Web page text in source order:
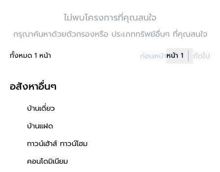
ไม่พบโครงการที่คุณสนใจ
กรุณาค้นหาด้วยตัวกรองหรือ ประเภททรัพย์อื่นๆ ที่คุณสนใจ
ทั้งหมด 1 หน้า ก่อนหน้าหน้า 1 ถัดไป
อสังหาอื่นๆ
บ้านเดี่ยว
บ้านแฝด
ทาวน์เฮ้าส์ ทาวน์โฮม
คอนโดมิเนียม